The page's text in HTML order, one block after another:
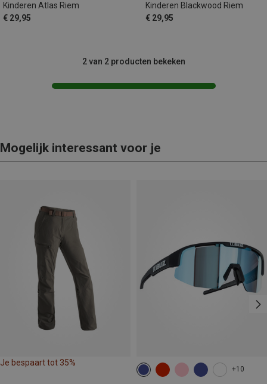
Kinderen Atlas Riem
€ 29,95
Kinderen Blackwood Riem
€ 29,95
2 van 2 producten bekeken
Mogelijk interessant voor je
Je bespaart tot 35%
+10